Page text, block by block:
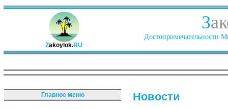
Zakoylok.RU
З
Достопримечательности
Главное меню Новости